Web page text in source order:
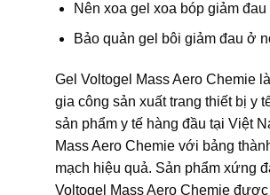
Nên xoa gel xoa bóp giảm
Bảo quản gel bôi giảm đau ở
Gel Voltogel Mass Aero Chemie
gia công sản xuất trang thiết bị y
sản phẩm y tế hàng đầu tại Việt
Mass Aero Chemie với bảng
mạch hiệu quả. Sản phẩm xứng
Voltogel Mass Aero Chemie